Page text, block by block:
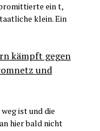
ein t,
klein. Ein
kämpft gegen
und
ist und die
hier bald nicht